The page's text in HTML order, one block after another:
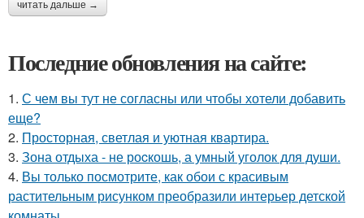
читать дальше →
Последние обновления на сайте:
1. С чем вы тут не согласны или чтобы хотели добавить
еще?
2. Просторная, светлая и уютная квартира.
3. Зона отдыха - не роcкошь, а умный уголок для души.
4. Вы только посмотрите, как обои с красивым
растительным рисунком преобразили интерьер детской